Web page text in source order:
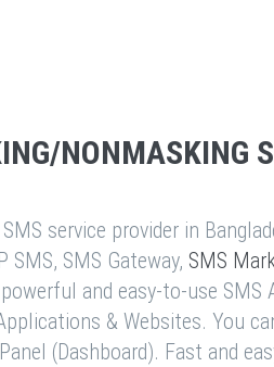
NONMASKING
SMS service provider in
SMS, SMS Gateway, SMS
and easy-to-use SMS
& Websites. You
(Dashboard). Fast and